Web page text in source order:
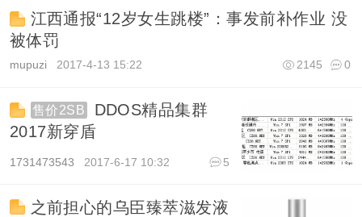
江西通报“12岁女生跳楼”：事发前补作业 没
被体罚
mupuzi 2017-4-13 15:22 0
2145
售价2SB
DDOS精品集群
2017新穿盾
1731473543 2017-6-17 10:32
5
之前担心的乌臣臻萃滋发液